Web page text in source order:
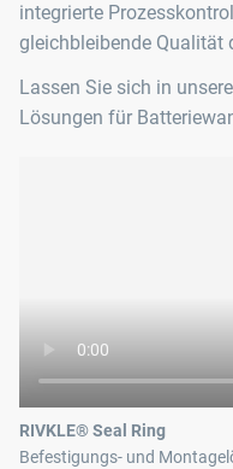
integrierte
gleichbleibende Qualität
Lassen Sie sich in
Lösungen für
RIVKLE® Seal Ring
Befestigungs- und